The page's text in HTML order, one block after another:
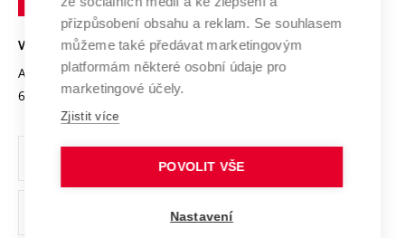
Open Science
Projekty
Projekty ze strukturálních fondů
Specifický výzkum
Univerzitní sítě
Bezpečná univerzita
Vyznamenání
Organizační struktura
Ochrana osobních údajů
odkaz)
VYSOKÉ UČENÍ TECHNICKÉ V BRNĚ
Antonínská 548/1
602 00 Brno
www.vut.cz
vut@vutbr.cz
přizpůsobení obsahu a reklam. Se souhlasem
můžeme také předávat marketingovým
platformám některé osobní údaje pro
marketingové účely.
Zjistit více
POVOLIT VŠE
Nastavení